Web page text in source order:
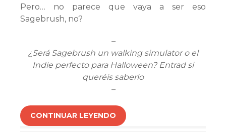
Pero… no parece que vaya a ser eso
Sagebrush, no?
–
¿Será Sagebrush un walking simulator o el
Indie perfecto para Halloween? Entrad si
queréis saberlo
–
CONTINUAR LEYENDO